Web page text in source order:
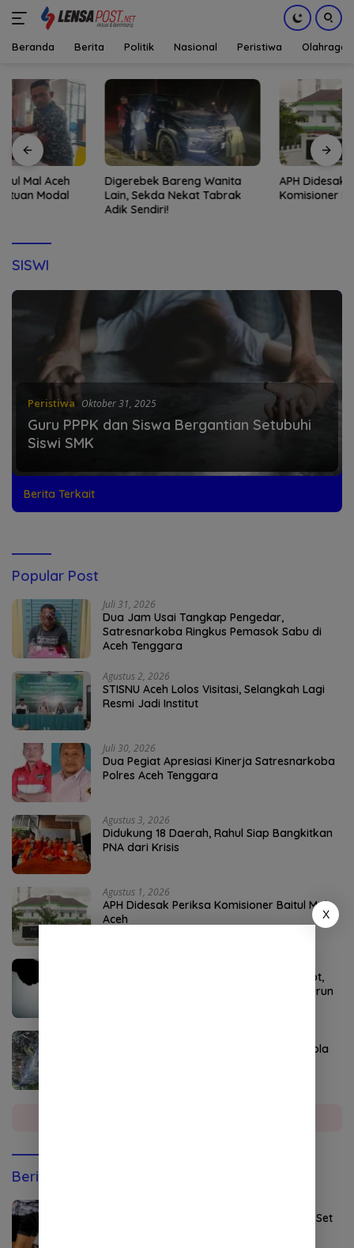
konten
Beranda Berita Politik Nasional Peristiwa Olahraga
Digerebek Bareng Wanita
Lain, Sekda Nekat Tabrak
APH Didesak Periksa
Komisioner Baitul Mal Aceh
SISWI
Peristiwa Oktober 31, 2025
Guru PPPK dan Siswa Bergantian Setubuhi
Siswi SMK
Berita Terkait
Popular Post
Juli 31, 2026
Dua Jam Usai Tangkap Pengedar,
Satresnarkoba Ringkus Pemasok Sabu di
Aceh Tenggara
Agustus 2, 2026
STISNU Aceh Lolos Visitasi, Selangkah Lagi
Resmi Jadi Institut
Juli 30, 2026
Dua Pegiat Apresiasi Kinerja Satresnarkoba
Polres Aceh Tenggara
Agustus 3, 2026
Didukung 18 Daerah, Rahul Siap Bangkitkan
PNA dari Krisis
Agustus 1, 2026
APH Didesak Periksa Komisioner Baitul Mal
Aceh
Dugaan Pungli Bantuan Baitul Mal Disorot,
Pengamat Sebut Biadab, APH Diminta Turun
P3-TGAI Aceh Tenggara Disorot, Swakelola
Berita Olahraga
Persebaya Maksimalkan Open Play dan Set
X